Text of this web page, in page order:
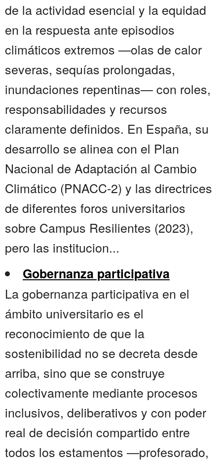
de la actividad esencial y la equidad
en la respuesta ante episodios
climáticos extremos —olas de calor
severas, sequías prolongadas,
inundaciones repentinas— con roles,
responsabilidades y recursos
claramente definidos. En España, su
desarrollo se alinea con el Plan
Nacional de Adaptación al Cambio
Climático (PNACC-2) y las directrices
de diferentes foros universitarios
sobre Campus Resilientes (2023),
pero las institucion...
Gobernanza participativa
La gobernanza participativa en el
ámbito universitario es el
reconocimiento de que la
sostenibilidad no se decreta desde
arriba, sino que se construye
colectivamente mediante procesos
inclusivos, deliberativos y con poder
real de decisión compartido entre
todos los estamentos —profesorado,